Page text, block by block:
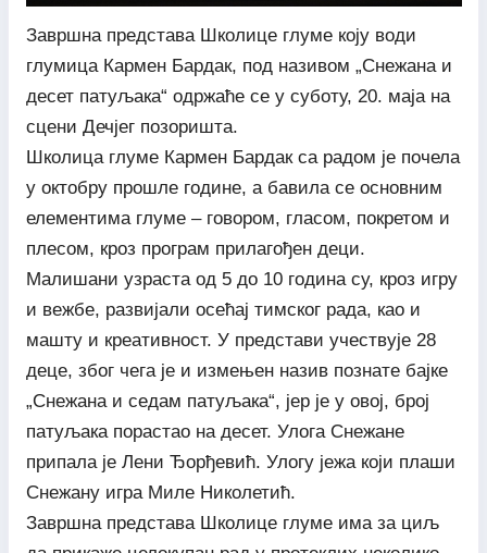
Завршна представа Школице глуме коју води
глумица Кармен Бардак, под називом „Снежана и
десет патуљака“ одржаће се у суботу, 20. маја на
сцени Дечјег позоришта.
Школица глуме Кармен Бардак са радом је почела
у октобру прошле године, а бавила се основним
елементима глуме – говором, гласом, покретом и
плесом, кроз програм прилагођен деци.
Малишани узраста од 5 до 10 година су, кроз игру
и вежбе, развијали осећај тимског рада, као и
машту и креативност. У представи учествује 28
деце, због чега је и измењен назив познате бајке
„Снежана и седам патуљака“, јер је у овој, број
патуљака порастао на десет. Улога Снежане
припала је Лени Ђорђевић. Улогу јежа који плаши
Снежану игра Миле Николетић.
Завршна представа Школице глуме има за циљ